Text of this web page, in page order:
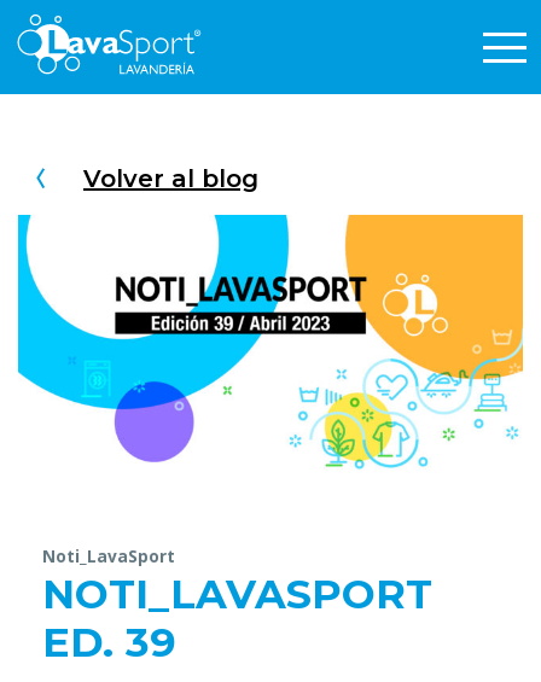
Volver al blog
Noti_LavaSport
NOTI_LAVASPORT
ED. 39